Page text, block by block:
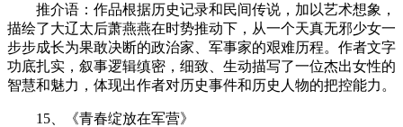
推介语：作品根据历史记录和民间传说，加以艺术想象，
描绘了大辽太后萧燕燕在时势推动下，从一个天真无邪少女一
步步成长为果敢决断的政治家、军事家的艰难历程。作者文字
功底扎实，叙事逻辑缜密，细致、生动描写了一位杰出女性的
智慧和魅力，体现出作者对历史事件和历史人物的把控能力。
15、《青春绽放在军营》